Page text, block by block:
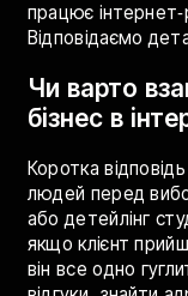
нуля, скільки
працює
Чи варто
Коротка
людей перед
або детейлінг
якщо клієнт